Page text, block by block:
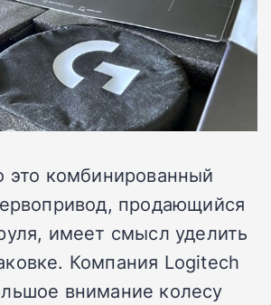
это комбинированный
продающийся
имеет смысл уделить
Компания Logitech
внимание колесу